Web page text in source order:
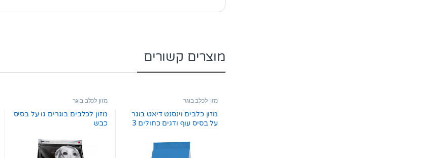
מוצרים קשורים
מזון לכלב בוגר
מזון כלבים וינסנט דיאט בוגר
על בסיס עוף ודגים כחולים 3
מזון לכלב בוגר
מזון לכלבים בוגרים גו על בסיס
כבש